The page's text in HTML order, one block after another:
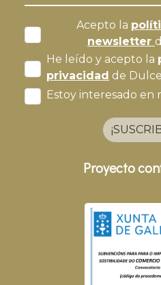
Acepto la
newsletter
He leído y acepto la
privacidad de
Estoy interesado en
Proyecto